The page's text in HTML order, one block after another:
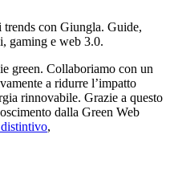
con Giungla. Guide,
gaming e web 3.0.
green. Collaboriamo con un
a ridurre l’impatto
rinnovabile. Grazie a questo
dalla Green Web
,